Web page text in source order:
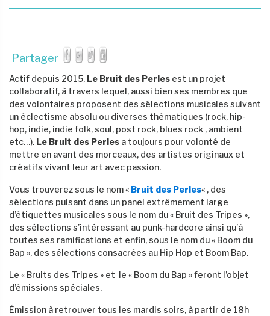
Partager
Actif depuis 2015, Le Bruit des Perles est un projet
collaboratif, à travers lequel, aussi bien ses membres que
des volontaires proposent des sélections musicales suivant
un éclectisme absolu ou diverses thématiques (rock, hip-
hop, indie, indie folk, soul, post rock, blues rock , ambient
etc…). Le Bruit des Perles a toujours pour volonté de
mettre en avant des morceaux, des artistes originaux et
créatifs vivant leur art avec passion.
Vous trouverez sous le nom « Bruit des Perles« , des
sélections puisant dans un panel extrêmement large
d’étiquettes musicales sous le nom du « Bruit des Tripes »,
des sélections s’intéressant au punk-hardcore ainsi qu’à
toutes ses ramifications et enfin, sous le nom du « Boom du
Bap », des sélections consacrées au Hip Hop et Boom Bap.
Le « Bruits des Tripes » et le « Boom du Bap » feront l’objet
d’émissions spéciales.
Émission à retrouver tous les mardis soirs, à partir de 18h